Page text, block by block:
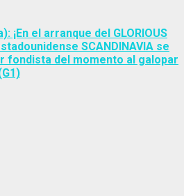
¡En el arranque del GLORIOUS
SCANDINAVIA se
fondista del momento al galopar